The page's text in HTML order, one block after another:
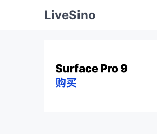
LiveSino